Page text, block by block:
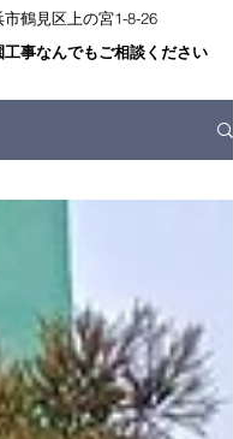
鶴見区上の宮1-8-26
事なんでもご相談ください